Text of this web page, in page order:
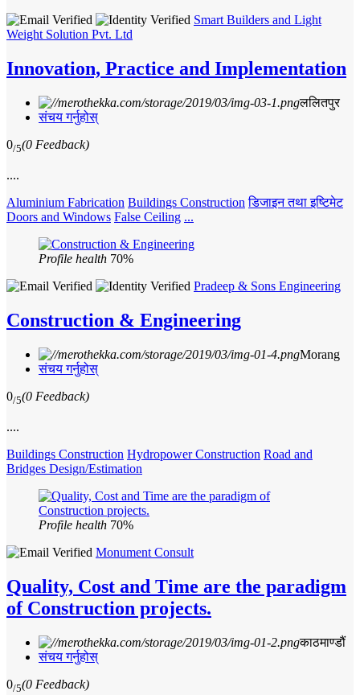
Smart Builders and Light
Weight Solution Pvt. Ltd
Innovation, Practice and Implementation
ललितपुर
संचय गर्नुहोस्
0/5(0 Feedback)
....
Aluminium Fabrication Buildings Construction डिजाइन तथा इष्टिमेट
Doors and Windows False Ceiling ...
Profile health 70%
Pradeep & Sons Engineering
Construction & Engineering
Morang
संचय गर्नुहोस्
0/5(0 Feedback)
....
Buildings Construction Hydropower Construction Road and
Bridges Design/Estimation
Profile health 70%
Monument Consult
Quality, Cost and Time are the paradigm
of Construction projects.
काठमाण्डौं
संचय गर्नुहोस्
0/5(0 Feedback)